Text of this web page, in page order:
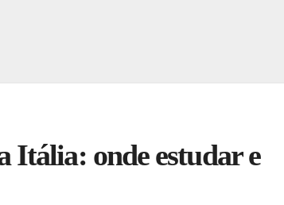
Itália: onde estudar e